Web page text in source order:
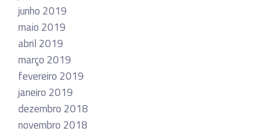
junho 2019
maio 2019
abril 2019
março 2019
fevereiro 2019
janeiro 2019
dezembro 2018
novembro 2018